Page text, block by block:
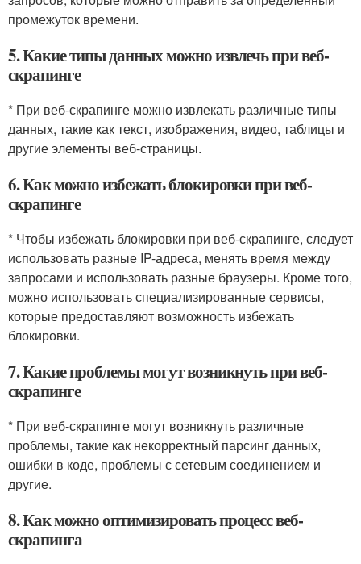
промежуток времени.
5. Какие типы данных можно извлечь при веб-
скрапинге
* При веб-скрапинге можно извлекать различные типы
данных, такие как текст, изображения, видео, таблицы и
другие элементы веб-страницы.
6. Как можно избежать блокировки при веб-
скрапинге
* Чтобы избежать блокировки при веб-скрапинге, следует
использовать разные IP-адреса, менять время между
запросами и использовать разные браузеры. Кроме того,
можно использовать специализированные сервисы,
которые предоставляют возможность избежать
блокировки.
7. Какие проблемы могут возникнуть при веб-
скрапинге
* При веб-скрапинге могут возникнуть различные
проблемы, такие как некорректный парсинг данных,
ошибки в коде, проблемы с сетевым соединением и
другие.
8. Как можно оптимизировать процесс веб-
скрапинга